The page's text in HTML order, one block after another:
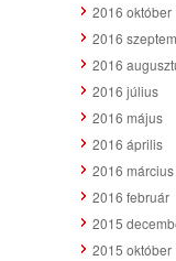
2016 október
2016
2016
2016 július
2016 május
2016 április
2016 március
2016 február
2015
2015 október